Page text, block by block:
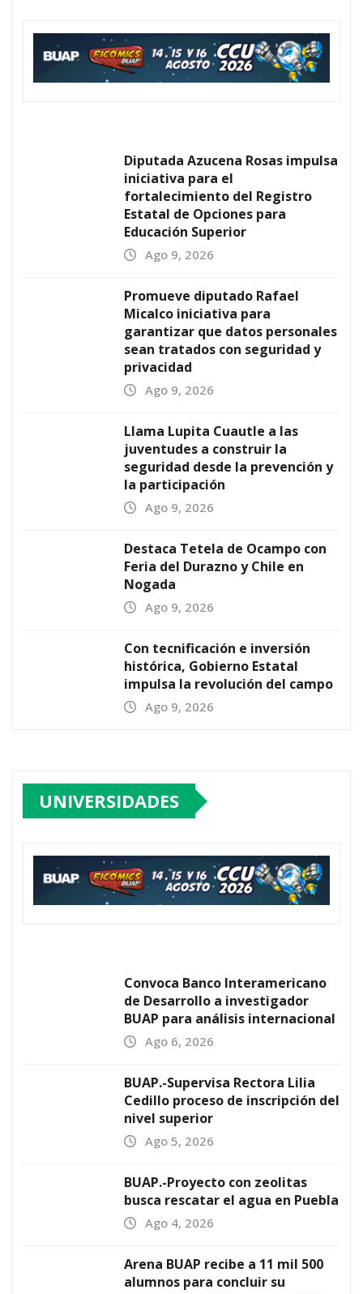
Diputada Azucena Rosas impulsa
iniciativa para el
fortalecimiento del Registro
Estatal de Opciones para
Educación Superior
Ago 9, 2026
Promueve diputado Rafael
Micalco iniciativa para
garantizar que datos personales
sean tratados con seguridad y
privacidad
Ago 9, 2026
Llama Lupita Cuautle a las
juventudes a construir la
seguridad desde la prevención y
la participación
Ago 9, 2026
Destaca Tetela de Ocampo con
Feria del Durazno y Chile en
Nogada
Ago 9, 2026
Con tecnificación e inversión
histórica, Gobierno Estatal
impulsa la revolución del campo
Ago 9, 2026
UNIVERSIDADES
Convoca Banco Interamericano
de Desarrollo a investigador
BUAP para análisis internacional
Ago 6, 2026
BUAP.-Supervisa Rectora Lilia
Cedillo proceso de inscripción del
nivel superior
Ago 5, 2026
BUAP.-Proyecto con zeolitas
busca rescatar el agua en Puebla
Ago 4, 2026
Arena BUAP recibe a 11 mil 500
alumnos para concluir su